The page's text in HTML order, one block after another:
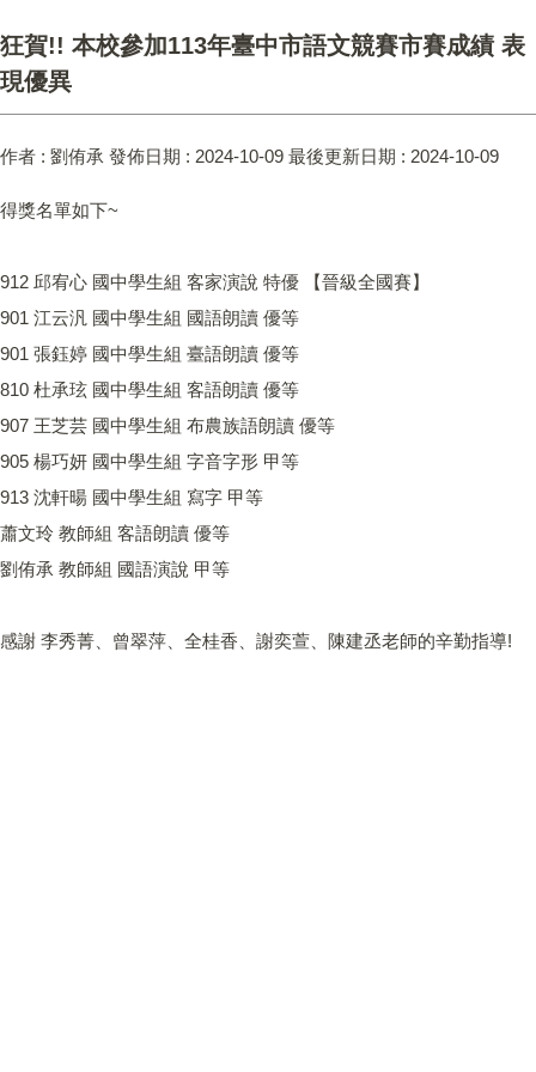
狂賀!! 本校參加113年臺中市語文競賽市賽成績 表
現優異
作者 : 劉侑承 發佈日期 : 2024-10-09 最後更新日期 : 2024-10-09
得獎名單如下~
912 邱宥心 國中學生組 客家演說 特優 【晉級全國賽】
901 江云汎 國中學生組 國語朗讀 優等
901 張鈺婷 國中學生組 臺語朗讀 優等
810 杜承玹 國中學生組 客語朗讀 優等
907 王芝芸 國中學生組 布農族語朗讀 優等
905 楊巧妍 國中學生組 字音字形 甲等
913 沈軒暘 國中學生組 寫字 甲等
蕭文玲 教師組 客語朗讀 優等
劉侑承 教師組 國語演說 甲等
感謝 李秀菁、曾翠萍、全桂香、謝奕萱、陳建丞老師的辛勤指導!